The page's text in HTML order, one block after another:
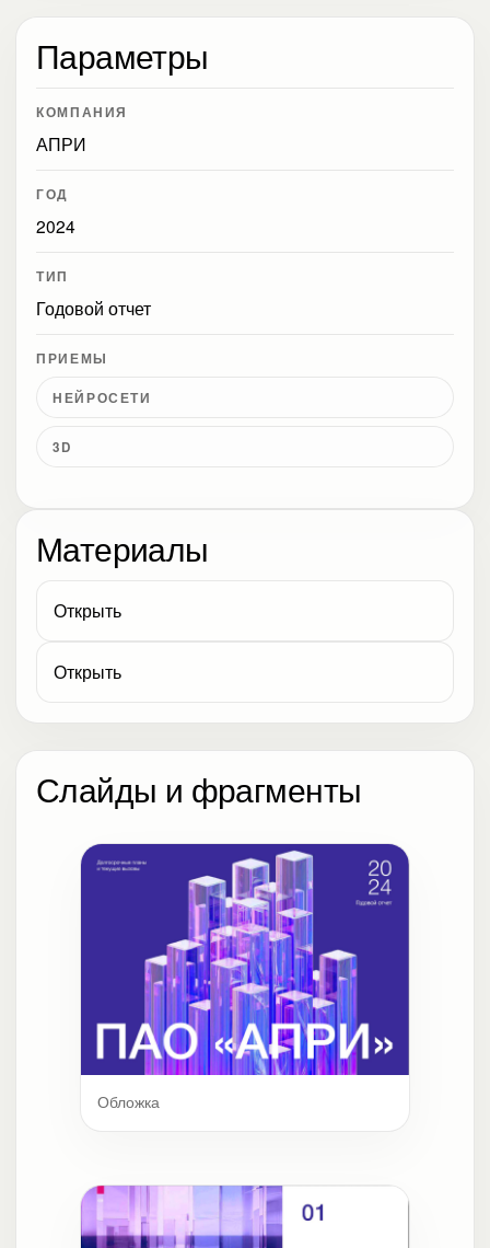
Параметры
КОМПАНИЯ
АПРИ
ГОД
2024
ТИП
Годовой отчет
ПРИЕМЫ
НЕЙРОСЕТИ
3D
Материалы
Открыть
Открыть
Слайды и фрагменты
Обложка